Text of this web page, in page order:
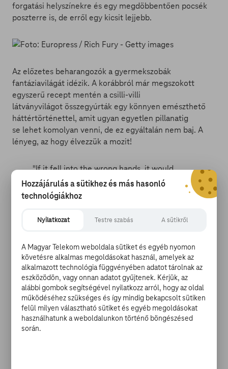
forgatási helyszínekre és egy megdöbbentően pocsék
poszterre is, de erről egy kicsit lejjebb.
Az előzetes beharangozók a gyermekszobák
fantáziavilágát idézik. A korábbról már megszokott
egyszerű recept mentén a csilli-villi
látványvilágot összegyúrták egy könnyen emészthető
háttértörténettel, amit ugyan egyetlen pillanatig
se lehet komolyan venni, de ez egyáltalán nem baj. A
lényeg, az hogy élvezzük a mozit!
"If it fell into the wrong hands, it would
mean the imminent destruction of
everything we know & love"
#transformers
https://t.co/sAIZnjgAfC
A fenti bejátszásban kétségtelenül SirAnthony
Hopkinsmomentumai a legerősebbek. Az előkelő
származású mindent tudó úriember szerepébe bújtatott
80 éves színész játékosra vette a figurát.
Elmondása szerint nem nagyontudtahova tenni a film
háttérvilágát, de ez nem különösebben zavarta, sőt a
forgatásokon kifejezetten jól érezte magát. Sir Edmund
Burton figurája hibátlannak ígérkezik.
Hozzájárulás a sütikhez és más hasonló
technológiákhoz
Nyilatkozat Testre szabás A sütikről
A Magyar Telekom weboldala sütiket és egyéb nyomon
követésre alkalmas megoldásokat használ, amelyek az
alkalmazott technológia függvényében adatot tárolnak az
eszközödön, vagy onnan adatot gyűjtenek. Kérjük, az
alábbi gombok segítségével nyilatkozz arról, hogy az oldal
működéséhez szükséges és így mindig bekapcsolt sütiken
felül milyen választható sütiket és egyéb megoldásokat
használhatunk a weboldalunkon történő böngészésed
során.